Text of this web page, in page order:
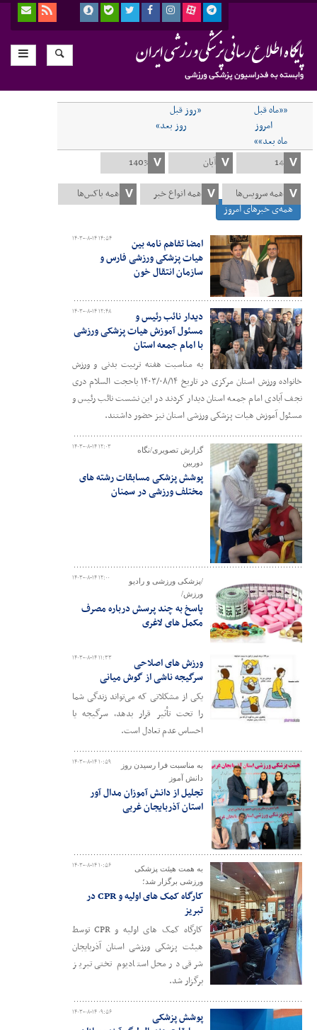
««ماه قبل
«روز قبل
امروز
روز بعد»
ماه بعد»»
همه‌ی خبرهای امروز
۱۴۰۳-۰۸-۱۴ ۱۴:۵۴
امضا تفاهم نامه بین
هیات پزشکی ورزشی فارس و
سازمان انتقال خون
۱۴۰۳-۰۸-۱۴ ۱۲:۴۸
دیدار نائب رئیس و
مسئول آموزش هیات پزشکی ورزشی
با امام جمعه استان
به مناسبت هفته تربیت بدنی و ورزش
خانواده ورزش استان مرکزی در تاریخ ۱۴۰۳/۰۸/۱۴ باحجت السلام دری
نجف آبادی امام جمعه استان دیدار کردند در این نشست نائب رئیس و
مسئول آموزش هیات پزشکی ورزشی استان نیز حضور داشتند.
۱۴۰۳-۰۸-۱۴ ۱۲:۰۳
گزارش تصویری/نگاه
دوربین
پوشش پزشکی مسابقات رشته های
مختلف ورزشی در سمنان
۱۴۰۳-۰۸-۱۴ ۱۲:۰۰
/پزشکی ورزشی و رادیو
ورزش/
پاسخ به چند پرسش درباره مصرف
مکمل های لاغری
۱۴۰۳-۰۸-۱۴ ۱۱:۳۳
ورزش های اصلاحی
سرگیجه ناشی از گوش میانی
یکی از مشکلاتی که می‌تواند زندگی شما
را تحت تأثیر قرار بدهد، سرگیجه یا
احساس عدم تعادل است.
۱۴۰۳-۰۸-۱۴ ۱۰:۵۹
به مناسبت فرا رسیدن روز
دانش آموز
تجلیل از دانش آموزان مدال آور
استان آذربایجان غربی
۱۴۰۳-۰۸-۱۴ ۱۰:۵۶
به همت هیئت پزشکی
ورزشی برگزار شد؛
کارگاه کمک های اولیه و CPR در
تبریز
کارگاه کمک های اولیه و CPR توسط
هیئت پزشکی ورزشی استان آذربایجان
شرقی در محل استادیوم تختی تبریز
برگزار شد.
۱۴۰۳-۰۸-۱۴ ۰۹:۵۶
پوشش پزشکی